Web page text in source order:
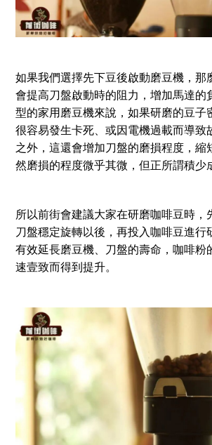
如果我們選擇先下豆後啟動磨豆機，那
會提高刀盤啟動時的阻力，增加馬達的
型的家用磨豆機來說，如果研磨的豆子
很容易發生卡死、或因電機過載而導致
之外，這還會增加刀盤的磨損程度，縮
然磨損的程度微乎其微，但正所謂積少
所以前街會建議大家在研磨咖啡豆時，
刀盤穩定旋轉以後，再投入咖啡豆進行
有效延長磨豆機、刀盤的壽命，咖啡粉
速壹致而得到提升。